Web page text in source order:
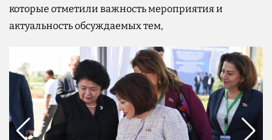
которые отметили важность мероприятия и
актуальность обсуждаемых тем,